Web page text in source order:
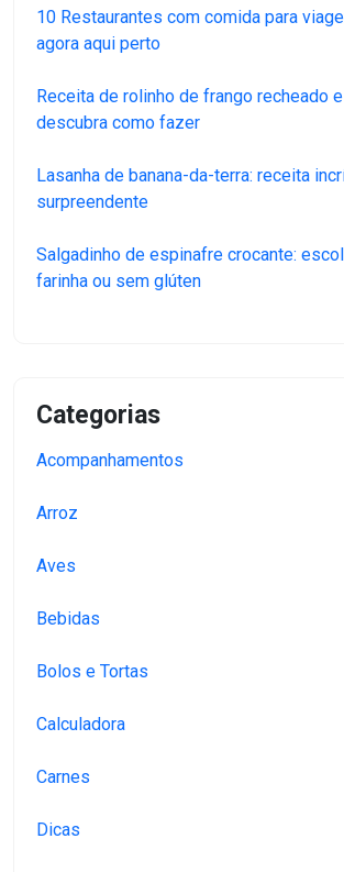
10 Restaurantes com comida para
agora aqui perto
Receita de rolinho de frango recheado
descubra como fazer
Lasanha de banana-da-terra: receita
surpreendente
Salgadinho de espinafre crocante:
farinha ou sem glúten
Categorias
Acompanhamentos
Arroz
Aves
Bebidas
Bolos e Tortas
Calculadora
Carnes
Dicas